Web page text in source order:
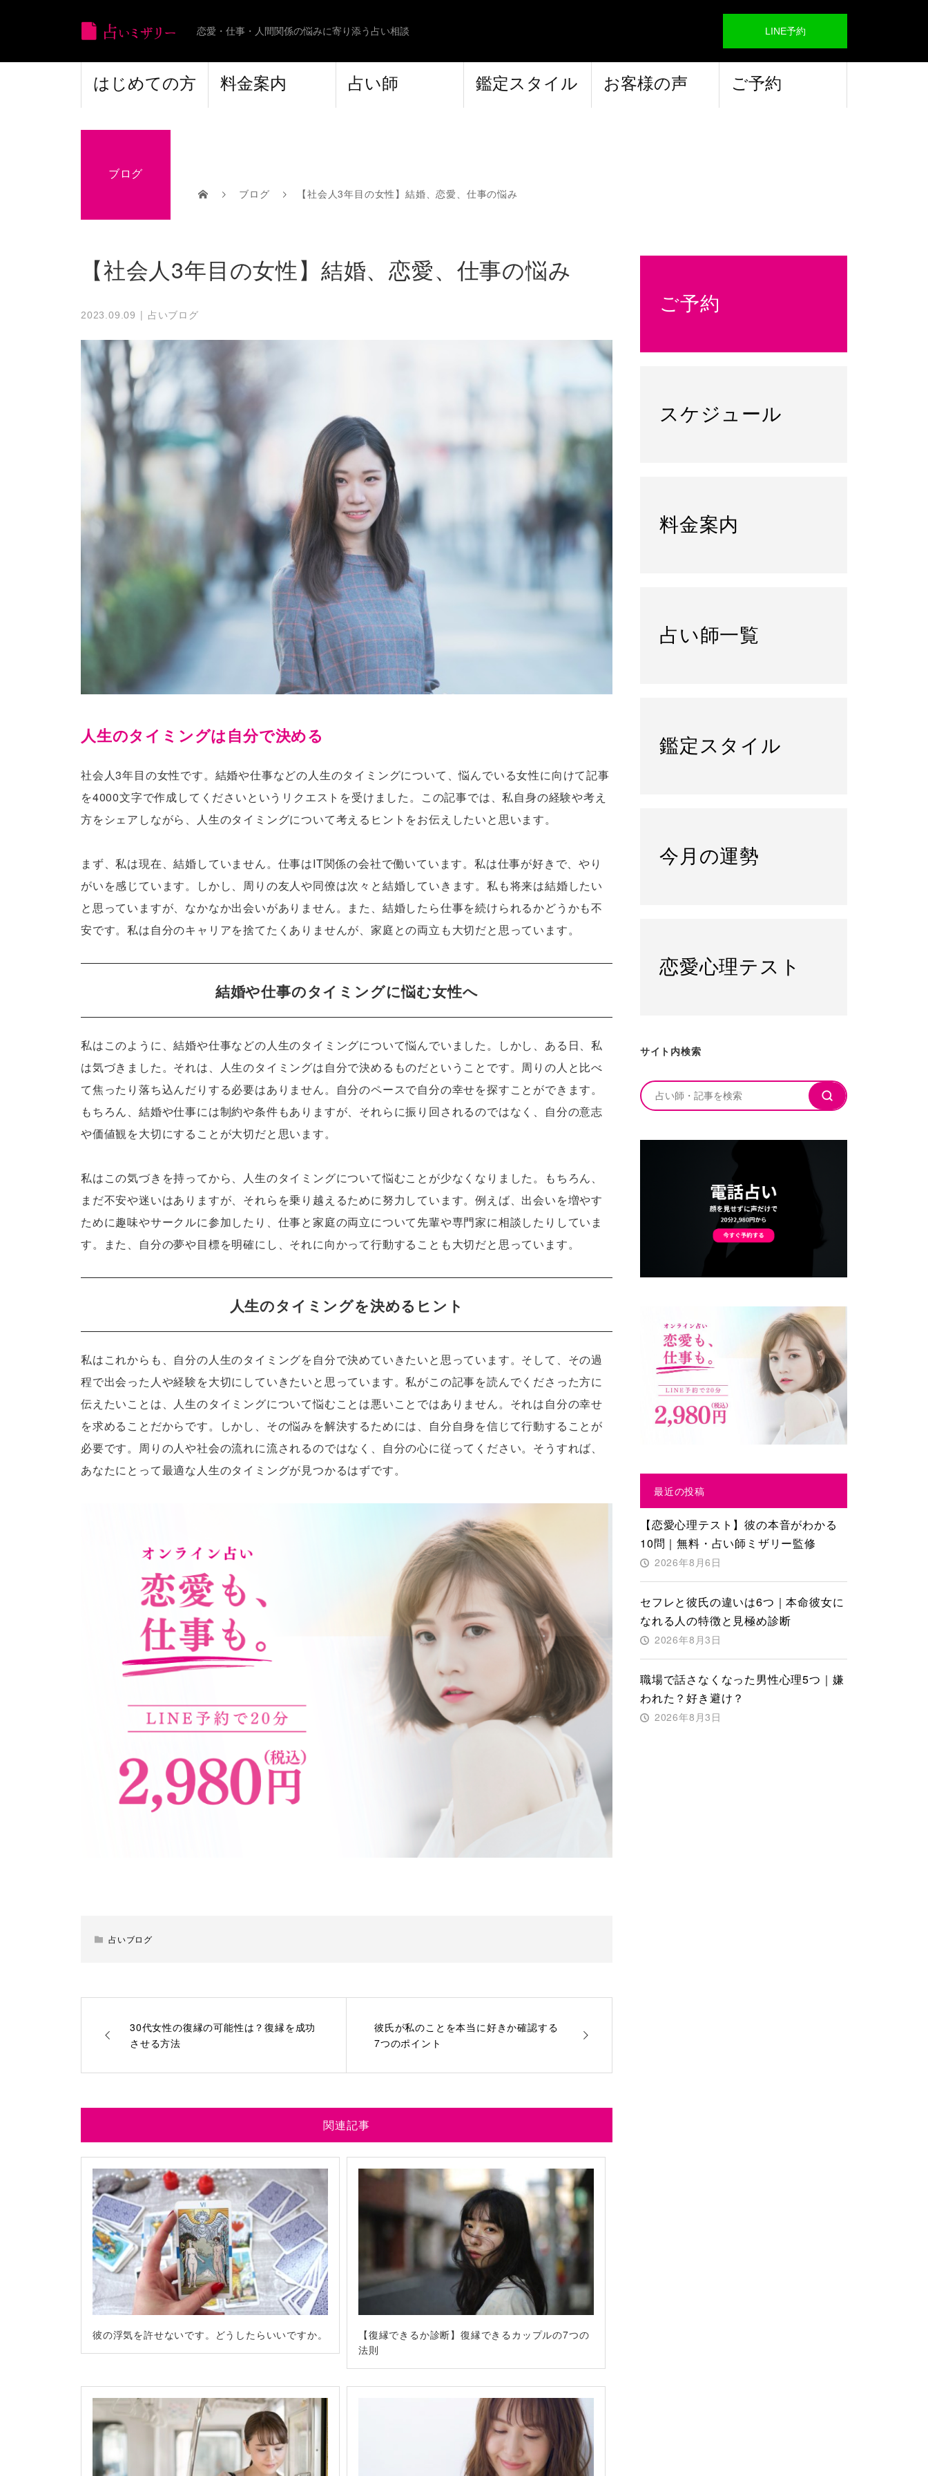
恋愛・仕事・人間関係の悩みに寄り添う占い相談 LINE予約
はじめての方 料金案内 占い師 鑑定スタイル お客様の声 ご予約
ブログ
ブログ 【社会人3年目の女性】結婚、恋愛、仕事の悩み
【社会人3年目の女性】結婚、恋愛、仕事の悩み
2023.09.09 占いブログ
人生のタイミングは自分で決める
社会人3年目の女性です。結婚や仕事などの人生のタイミングについて、悩んでいる女性に向けて記事
を4000文字で作成してくださいというリクエストを受けました。この記事では、私自身の経験や考え
方をシェアしながら、人生のタイミングについて考えるヒントをお伝えしたいと思います。
まず、私は現在、結婚していません。仕事はIT関係の会社で働いています。私は仕事が好きで、やり
がいを感じています。しかし、周りの友人や同僚は次々と結婚していきます。私も将来は結婚したい
と思っていますが、なかなか出会いがありません。また、結婚したら仕事を続けられるかどうかも不
安です。私は自分のキャリアを捨てたくありませんが、家庭との両立も大切だと思っています。
結婚や仕事のタイミングに悩む女性へ
私はこのように、結婚や仕事などの人生のタイミングについて悩んでいました。しかし、ある日、私
は気づきました。それは、人生のタイミングは自分で決めるものだということです。周りの人と比べ
て焦ったり落ち込んだりする必要はありません。自分のペースで自分の幸せを探すことができます。
もちろん、結婚や仕事には制約や条件もありますが、それらに振り回されるのではなく、自分の意志
や価値観を大切にすることが大切だと思います。
私はこの気づきを持ってから、人生のタイミングについて悩むことが少なくなりました。もちろん、
まだ不安や迷いはありますが、それらを乗り越えるために努力しています。例えば、出会いを増やす
ために趣味やサークルに参加したり、仕事と家庭の両立について先輩や専門家に相談したりしていま
す。また、自分の夢や目標を明確にし、それに向かって行動することも大切だと思っています。
人生のタイミングを決めるヒント
私はこれからも、自分の人生のタイミングを自分で決めていきたいと思っています。そして、その過
程で出会った人や経験を大切にしていきたいと思っています。私がこの記事を読んでくださった方に
伝えたいことは、人生のタイミングについて悩むことは悪いことではありません。それは自分の幸せ
を求めることだからです。しかし、その悩みを解決するためには、自分自身を信じて行動することが
必要です。周りの人や社会の流れに流されるのではなく、自分の心に従ってください。そうすれば、
あなたにとって最適な人生のタイミングが見つかるはずです。
占いブログ
30代女性の復縁の可能性は？復縁を成功
させる方法
彼氏が私のことを本当に好きか確認する
7つのポイント
関連記事
彼の浮気を許せないです。どうしたらいいですか。
【復縁できるか診断】復縁できるカップルの7つの
法則
ご予約
スケジュール
料金案内
占い師一覧
鑑定スタイル
今月の運勢
恋愛心理テスト
サイト内検索
最近の投稿
【恋愛心理テスト】彼の本音がわかる
10問｜無料・占い師ミザリー監修
2026年8月6日
セフレと彼氏の違いは6つ｜本命彼女に
なれる人の特徴と見極め診断
2026年8月3日
職場で話さなくなった男性心理5つ｜嫌
われた？好き避け？
2026年8月3日